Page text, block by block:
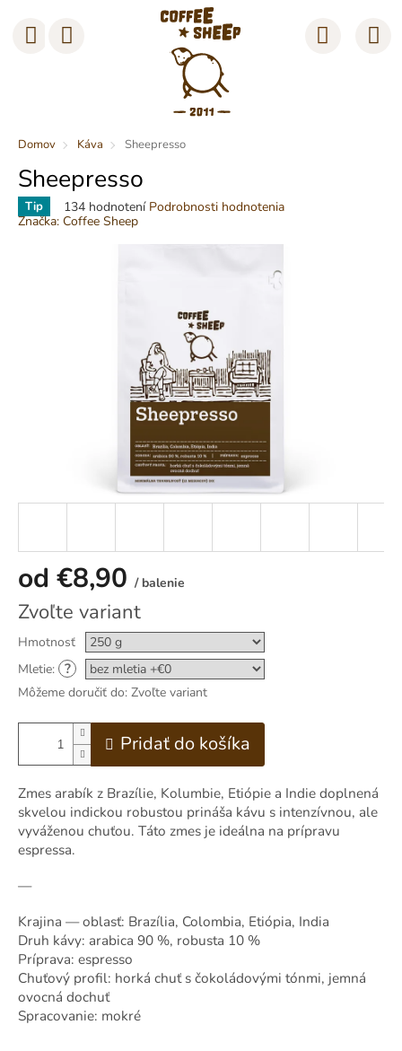
obsah
košík
Domov Káva Sheepresso
Sheepresso
Tip Priemerné
hodnotenie
produktu
134 hodnotení Podrobnosti hodnotenia
Značka: Coffee Sheep
od €8,90 / balenie
Jednotková
Zvoľte variant
Hmotnosť
Mletie: ?
Môžeme doručiť do: Zvoľte variant
Pridať do košíka
Zmes arabík z Brazílie, Kolumbie, Etiópie a Indie doplnená
skvelou indickou robustou prináša kávu s intenzívnou, ale
vyváženou chuťou. Táto zmes je ideálna na prípravu
espressa.
—
Krajina — oblasť: Brazília, Colombia, Etiópia, India
Druh kávy: arabica 90 %, robusta 10 %
Príprava: espresso
Chuťový profil: horká chuť s čokoládovými tónmi, jemná
ovocná dochuť
Spracovanie: mokré